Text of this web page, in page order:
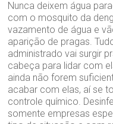
Nunca deixem água
com o mosquito da
vazamento de água e
aparição de pragas.
administrado vai surgir
cabeça para lidar com
ainda não forem
acabar com elas, aí se
controle químico.
somente empresas